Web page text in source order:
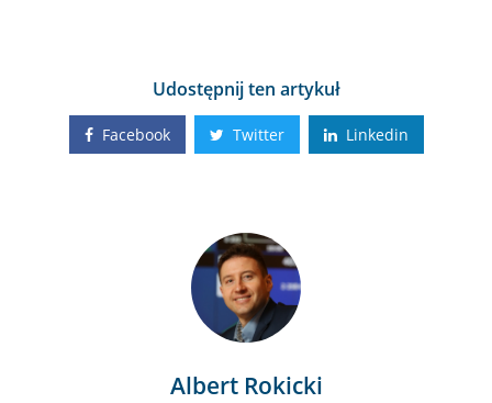
Udostępnij ten artykuł
Facebook Twitter Linkedin
Albert Rokicki